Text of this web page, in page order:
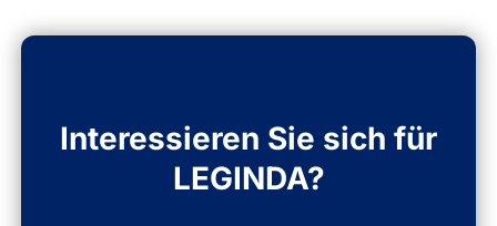
Interessieren Sie sich für
LEGINDA?